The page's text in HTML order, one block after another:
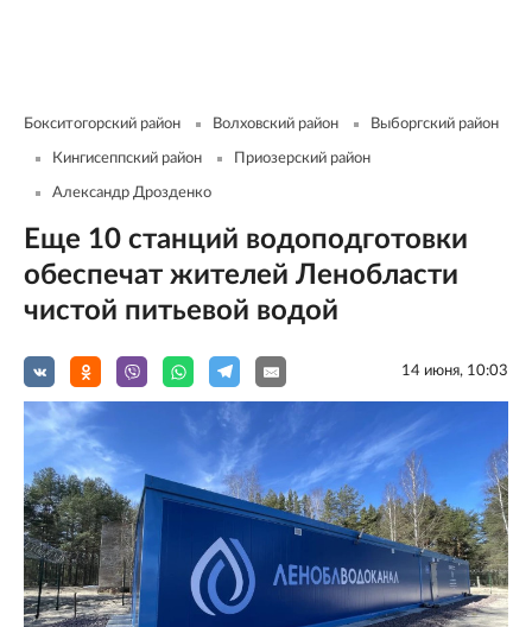
Бокситогорский район Волховский район Выборгский район
Кингисеппский район Приозерский район
Александр Дрозденко
Еще 10 станций водоподготовки
обеспечат жителей Ленобласти
чистой питьевой водой
14 июня, 10:03